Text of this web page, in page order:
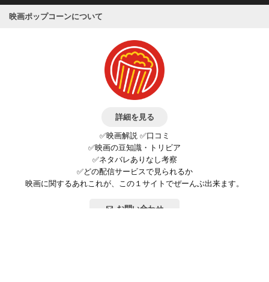
映画ポップコーンについて
詳細を見る
✅映画解説 ✅口コミ
✅映画の豆知識・トリビア
✅ネタバレありなし考察
✅どの配信サービスで見られるか
映画に関するあれこれが、この１サイトでぜーんぶ出来ます。
お問い合わせ